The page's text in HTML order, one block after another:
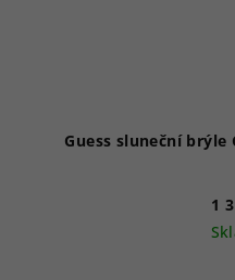
1